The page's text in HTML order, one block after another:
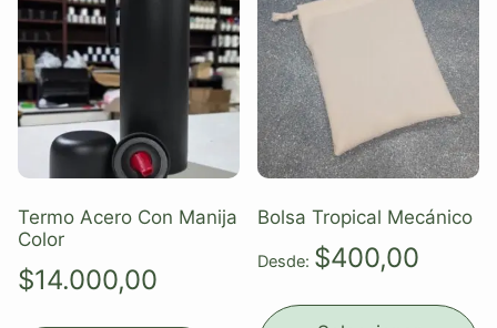
Termo Acero Con Manija
Color
$14.000,00
Bolsa Tropical Mecánico
Desde: $400,00